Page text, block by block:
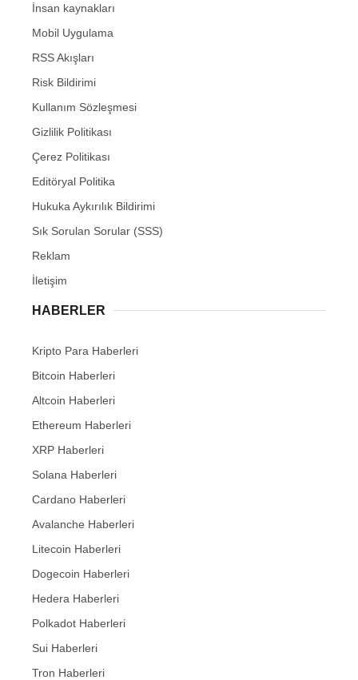
İnsan kaynakları
Mobil Uygulama
RSS Akışları
Risk Bildirimi
Kullanım Sözleşmesi
Gizlilik Politikası
Çerez Politikası
Editöryal Politika
Hukuka Aykırılık Bildirimi
Sık Sorulan Sorular (SSS)
Reklam
İletişim
HABERLER
Kripto Para Haberleri
Bitcoin Haberleri
Altcoin Haberleri
Ethereum Haberleri
XRP Haberleri
Solana Haberleri
Cardano Haberleri
Avalanche Haberleri
Litecoin Haberleri
Dogecoin Haberleri
Hedera Haberleri
Polkadot Haberleri
Sui Haberleri
Tron Haberleri